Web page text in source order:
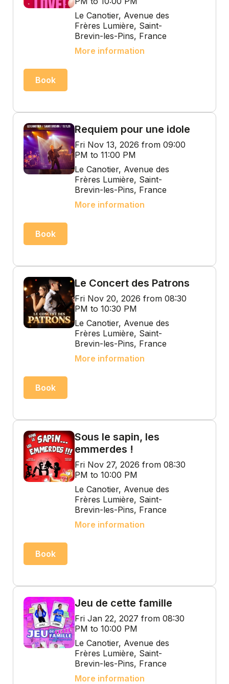
Le Canotier, Avenue des
Frères Lumière, Saint-
Brevin-les-Pins, France
More information
Book
Requiem pour une idole
Fri Nov 13, 2026 from 09:00
PM to 11:00 PM
Le Canotier, Avenue des
Frères Lumière, Saint-
Brevin-les-Pins, France
More information
Book
Le Concert des Patrons
Fri Nov 20, 2026 from 08:30
PM to 10:30 PM
Le Canotier, Avenue des
Frères Lumière, Saint-
Brevin-les-Pins, France
More information
Book
Sous le sapin, les
emmerdes !
Fri Nov 27, 2026 from 08:30
PM to 10:00 PM
Le Canotier, Avenue des
Frères Lumière, Saint-
Brevin-les-Pins, France
More information
Book
Jeu de cette famille
Fri Jan 22, 2027 from 08:30
PM to 10:00 PM
Le Canotier, Avenue des
Frères Lumière, Saint-
Brevin-les-Pins, France
More information